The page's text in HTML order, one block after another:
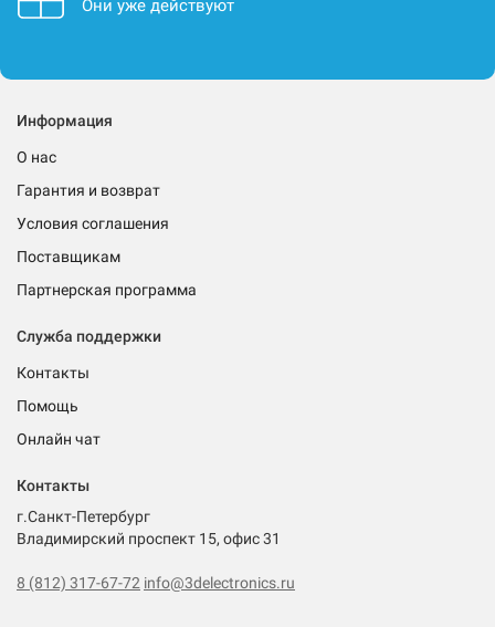
Они уже действуют
Информация
О нас
Гарантия и возврат
Условия соглашения
Поставщикам
Партнерская программа
Служба поддержки
Контакты
Помощь
Онлайн чат
Контакты
г.Санкт-Петербург
Владимирский проспект 15, офис 31
8 (812) 317-67-72 info@3delectronics.ru